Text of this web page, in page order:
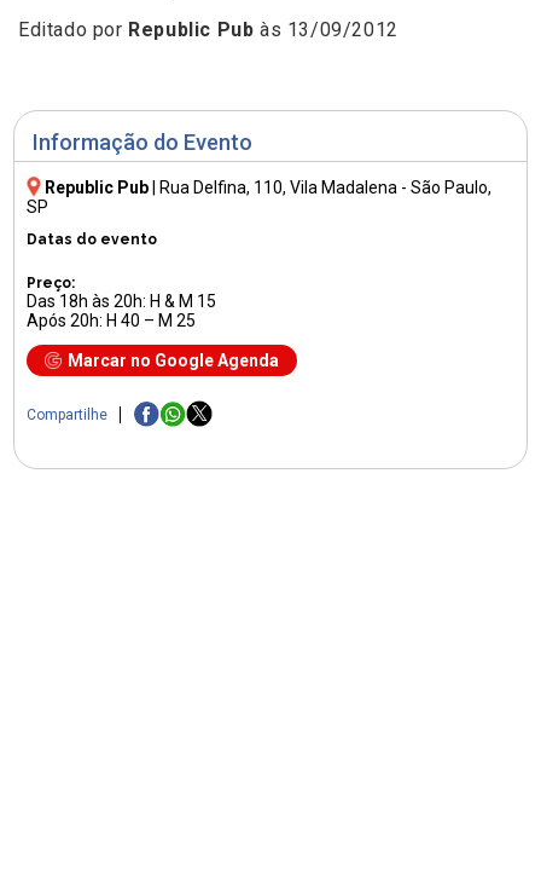
Informação do Evento
Republic Pub Rua Delfina, 110, Vila Madalena - São Paulo,
SP
Datas do evento
Preço:
Das 18h às 20h: H & M 15
Após 20h: H 40 – M 25
Marcar no Google Agenda
Compartilhe
Editado por Republic Pub às 13/09/2012